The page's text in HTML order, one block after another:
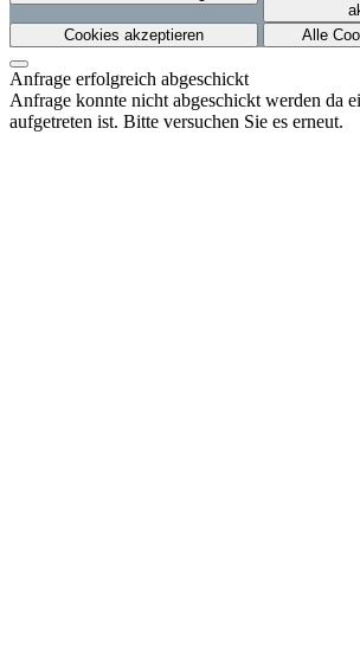
Cookies akzeptieren
Alle
Anfrage erfolgreich abgeschickt
Anfrage konnte nicht abgeschickt werden da
aufgetreten ist. Bitte versuchen Sie es erneut.